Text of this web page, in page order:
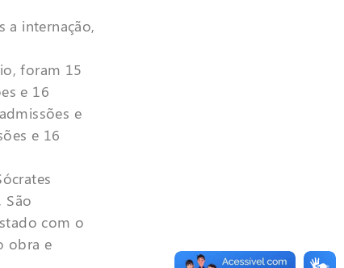
a internação,
foram 15
e 16
e
e 16
São
com o
obra e